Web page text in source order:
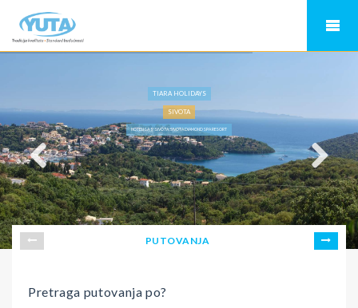
TIARA HOLIDAYS
SIVOTA
HOTELI SA 5* SIVOTA, SIVOTA DIAMOND SPA RESORT
PUTOVANJA
Pretraga putovanja po?